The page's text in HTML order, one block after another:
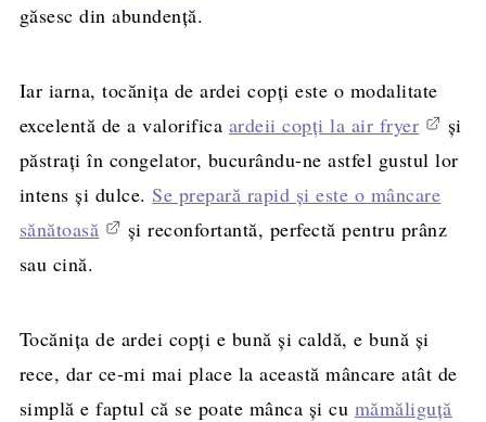
găsesc din abundență.
Iar iarna, tocănița de ardei copți este o modalitate
excelentă de a valorifica ardeii copți la air fryer
și
păstrați în congelator, bucurându-ne astfel gustul lor
intens și dulce. Se prepară rapid și este o mâncare
sănătoasă
și reconfortantă, perfectă pentru prânz
sau cină.
Tocănița de ardei copți e bună și caldă, e bună și
rece, dar ce-mi mai place la această mâncare atât de
simplă e faptul că se poate mânca și cu mămăliguță